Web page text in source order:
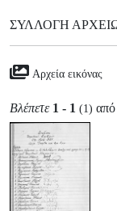
ΣΥΛΛΟΓΉ
Αρχεία εικόνας
Βλέπετε 1 - 1 (1) από